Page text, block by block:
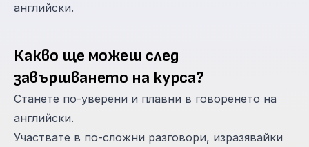
английски.
Какво ще можеш след
завършването на курса?
Станете по-уверени и плавни в говоренето на
английски.
Участвате в по-сложни разговори, изразявайки